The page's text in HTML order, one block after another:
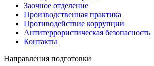
Заочное отделение
Производственная практика
Противодействие коррупции
Антитеррористическая безопасность
Контакты
Направления подготовки